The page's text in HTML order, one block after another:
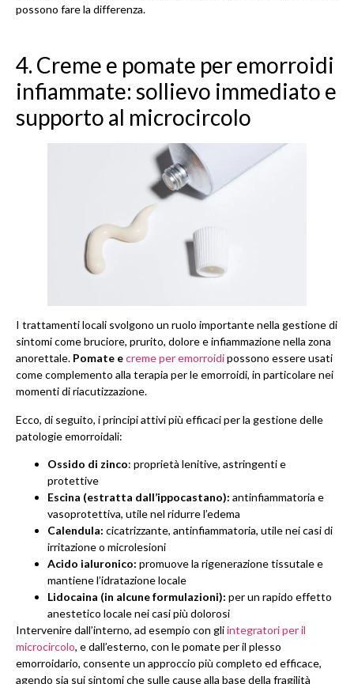
possono fare la differenza.
4. Creme e pomate per emorroidi
infiammate: sollievo immediato e
supporto al microcircolo
I trattamenti locali svolgono un ruolo importante nella gestione di
sintomi come bruciore, prurito, dolore e infiammazione nella zona
anorettale. Pomate ecreme per emorroidipossono essere usati
come complemento alla terapia per le emorroidi, in particolare nei
momenti di riacutizzazione.
Ecco, di seguito, i principi attivi più efficaci per la gestione delle
patologie emorroidali:
Ossido di zinco: proprietà lenitive, astringenti e
protettive
Escina (estratta dall’ippocastano): antinfiammatoria e
vasoprotettiva, utile nel ridurre l’edema
Calendula: cicatrizzante, antinfiammatoria, utile nei casi di
irritazione o microlesioni
Acido ialuronico: promuove la rigenerazione tissutale e
mantiene l’idratazione locale
Lidocaina (in alcune formulazioni): per un rapido effetto
anestetico locale nei casi più dolorosi
Intervenire dall’interno, ad esempio con gliintegratori per il
microcircolo, e dall’esterno, con le pomate per il plesso
emorroidario, consente un approccio più completo ed efficace,
agendo sia sui sintomi che sulle cause alla base della fragilità